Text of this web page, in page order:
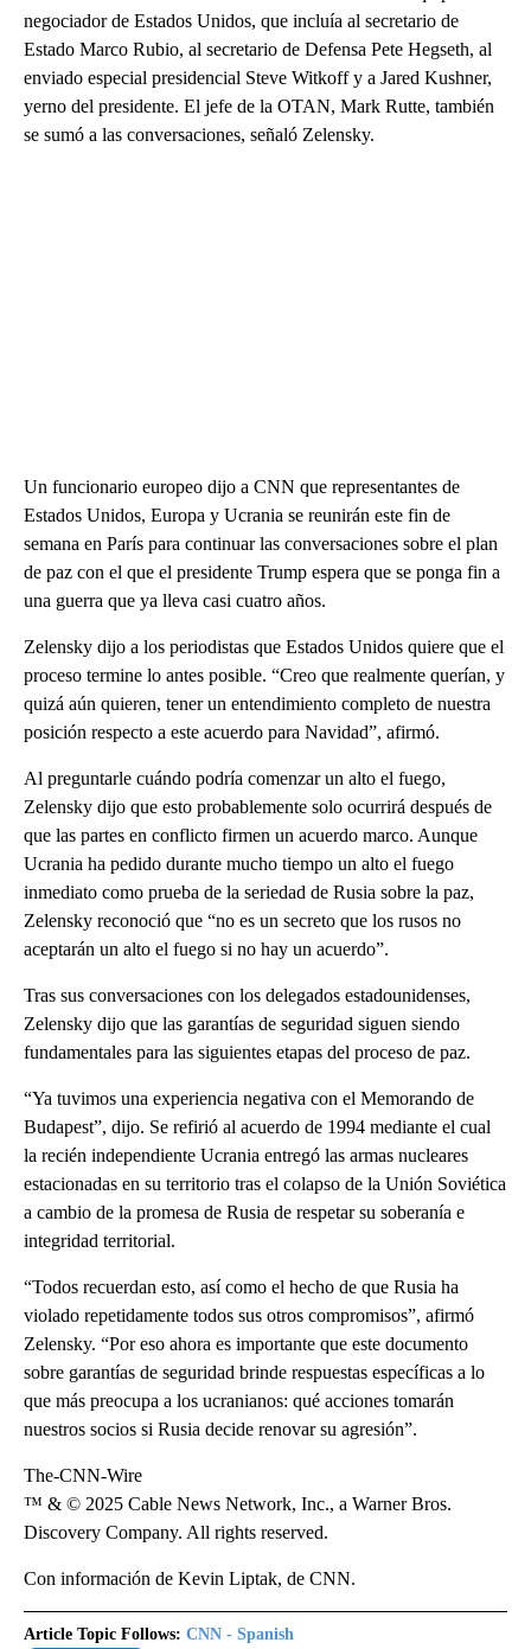
negociador de Estados Unidos, que incluía al secretario de
Estado Marco Rubio, al secretario de Defensa Pete Hegseth, al
enviado especial presidencial Steve Witkoff y a Jared Kushner,
yerno del presidente. El jefe de la OTAN, Mark Rutte, también
se sumó a las conversaciones, señaló Zelensky.
Un funcionario europeo dijo a CNN que representantes de
Estados Unidos, Europa y Ucrania se reunirán este fin de
semana en París para continuar las conversaciones sobre el plan
de paz con el que el presidente Trump espera que se ponga fin a
una guerra que ya lleva casi cuatro años.
Zelensky dijo a los periodistas que Estados Unidos quiere que el
proceso termine lo antes posible. “Creo que realmente querían, y
quizá aún quieren, tener un entendimiento completo de nuestra
posición respecto a este acuerdo para Navidad”, afirmó.
Al preguntarle cuándo podría comenzar un alto el fuego,
Zelensky dijo que esto probablemente solo ocurrirá después de
que las partes en conflicto firmen un acuerdo marco. Aunque
Ucrania ha pedido durante mucho tiempo un alto el fuego
inmediato como prueba de la seriedad de Rusia sobre la paz,
Zelensky reconoció que “no es un secreto que los rusos no
aceptarán un alto el fuego si no hay un acuerdo”.
Tras sus conversaciones con los delegados estadounidenses,
Zelensky dijo que las garantías de seguridad siguen siendo
fundamentales para las siguientes etapas del proceso de paz.
“Ya tuvimos una experiencia negativa con el Memorando de
Budapest”, dijo. Se refirió al acuerdo de 1994 mediante el cual
la recién independiente Ucrania entregó las armas nucleares
estacionadas en su territorio tras el colapso de la Unión Soviética
a cambio de la promesa de Rusia de respetar su soberanía e
integridad territorial.
“Todos recuerdan esto, así como el hecho de que Rusia ha
violado repetidamente todos sus otros compromisos”, afirmó
Zelensky. “Por eso ahora es importante que este documento
sobre garantías de seguridad brinde respuestas específicas a lo
que más preocupa a los ucranianos: qué acciones tomarán
nuestros socios si Rusia decide renovar su agresión”.
The-CNN-Wire
™ & © 2025 Cable News Network, Inc., a Warner Bros.
Discovery Company. All rights reserved.
Con información de Kevin Liptak, de CNN.
Article Topic Follows: CNN - Spanish